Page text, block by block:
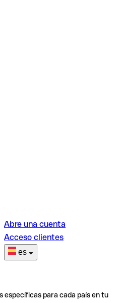
Abre una cuenta
Acceso clientes
es
específicas para cada país en tu